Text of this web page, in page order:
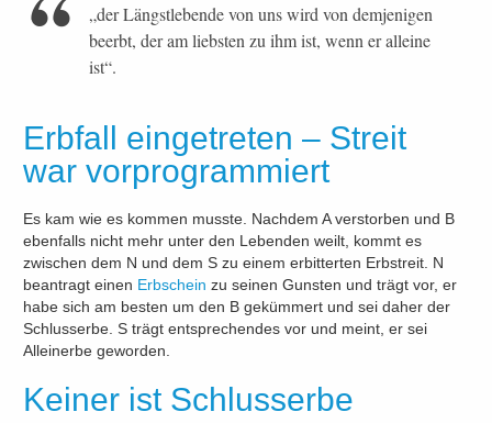
„der Längstlebende von uns wird von demjenigen
beerbt, der am liebsten zu ihm ist, wenn er alleine
ist“.
Erbfall eingetreten – Streit
war vorprogrammiert
Es kam wie es kommen musste. Nachdem A verstorben und B
ebenfalls nicht mehr unter den Lebenden weilt, kommt es
zwischen dem N und dem S zu einem erbitterten Erbstreit. N
beantragt einen Erbschein zu seinen Gunsten und trägt vor, er
habe sich am besten um den B gekümmert und sei daher der
Schlusserbe. S trägt entsprechendes vor und meint, er sei
Alleinerbe geworden.
Keiner ist Schlusserbe